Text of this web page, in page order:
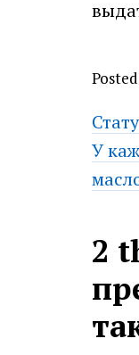
У
2